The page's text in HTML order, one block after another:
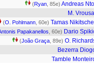
(Ryan , 85e) Andreas
M.
(O. Pohlmann , 60e) Tamas
Papakanellos , 60e) Dario
(João Graça , 89e) O.
Bezerra
Tamble